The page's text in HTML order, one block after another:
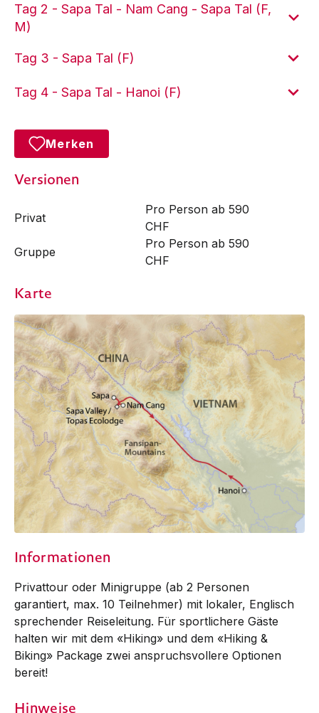
Tag 2 - Sapa Tal - Nam Cang - Sapa Tal (F,
M)
Tag 3 - Sapa Tal (F)
Tag 4 - Sapa Tal - Hanoi (F)
Merken
Versionen
Privat
Pro Person ab 590
CHF
Gruppe
Pro Person ab 590
CHF
Karte
Informationen
Privattour oder Minigruppe (ab 2 Personen
garantiert, max. 10 Teilnehmer) mit lokaler, Englisch
sprechender Reiseleitung. Für sportlichere Gäste
halten wir mit dem «Hiking» und dem «Hiking &
Biking» Package zwei anspruchsvollere Optionen
bereit!
Hinweise